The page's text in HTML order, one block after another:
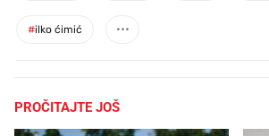
#ilko ćimić
PROČITAJTE JOŠ